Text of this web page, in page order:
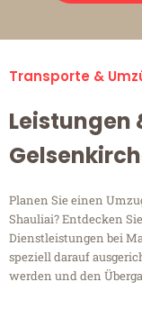
Transporte &
Leistungen
Planen Sie einen
Shauliai? Entdecken
Dienstleistungen bei
speziell darauf
werden und den